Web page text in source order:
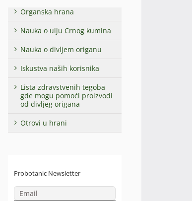
Organska hrana
Nauka o ulju Crnog kumina
Nauka o divljem origanu
Iskustva naših korisnika
Lista zdravstvenih tegoba
gde mogu pomoći proizvodi
od divljeg origana
Otrovi u hrani
Probotanic Newsletter